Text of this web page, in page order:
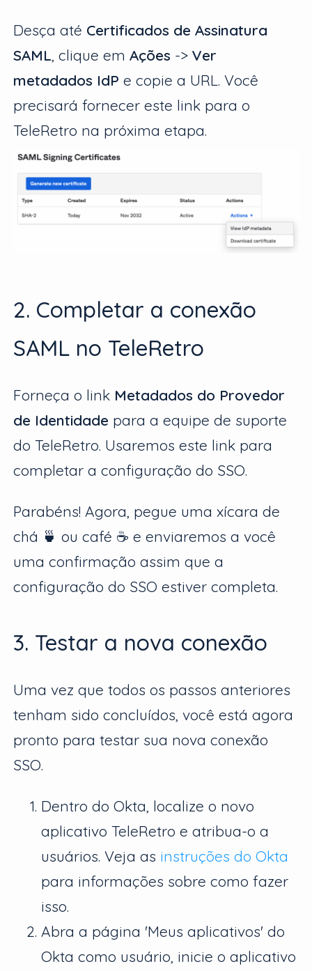
Desça até Certificados de Assinatura
SAML , clique emAções ->Ver
metadados IdP e copie a URL. Você
precisará fornecer este link para o
TeleRetro na próxima etapa.
2. Completar a conexão
SAML no TeleRetro
Forneça o link Metadados do Provedor
de Identidade para a equipe de suporte
do TeleRetro. Usaremos este link para
completar a configuração do SSO.
Parabéns! Agora, pegue uma xícara de
chá 🍵 ou café ☕ e enviaremos a você
uma confirmação assim que a
configuração do SSO estiver completa.
3. Testar a nova conexão
Uma vez que todos os passos anteriores
tenham sido concluídos, você está agora
pronto para testar sua nova conexão
SSO.
Dentro do Okta, localize o novo
aplicativo TeleRetro e atribua-o a
usuários. Veja as instruções do Okta
para informações sobre como fazer
isso.
Abra a página 'Meus aplicativos' do
Okta como usuário, inicie o aplicativo